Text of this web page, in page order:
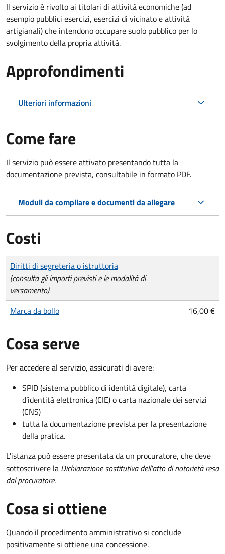
Il servizio è rivolto ai titolari di attività economiche (ad
esempio pubblici esercizi, esercizi di vicinato e attività
artigianali) che intendono occupare suolo pubblico per lo
svolgimento della propria attività.
Approfondimenti
Ulteriori informazioni
Come fare
Il servizio può essere attivato presentando tutta la
documentazione prevista, consultabile in formato PDF.
Moduli da compilare e documenti da allegare
Costi
Tipo di pagamento
Importo
Diritti di segreteria o istruttoria
(consulta gli importi previsti e le modalità di
versamento)
Marca da bollo
16,00 €
Cosa serve
Per accedere al servizio, assicurati di avere:
SPID (sistema pubblico di identità digitale), carta
d’identità elettronica (CIE) o carta nazionale dei servizi
(CNS)
tutta la documentazione prevista per la presentazione
della pratica.
L'istanza può essere presentata da un procuratore, che deve
sottoscrivere la Dichiarazione sostitutiva dell'atto di notorietà resa
dal procuratore.
Cosa si ottiene
Quando il procedimento amministrativo si conclude
positivamente si ottiene una concessione.